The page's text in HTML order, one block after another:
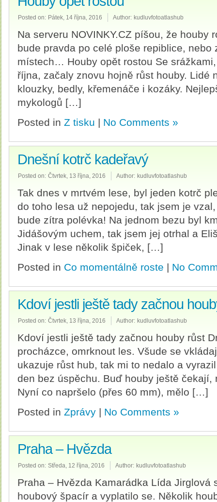
Posted on: Pátek, 14 října, 2016 Author: kudluvfotoatlashub
Na serveru NOVINKY.CZ píšou, že houby
bude pravda po celé ploše repiblice, nebo
místech… Houby opět rostou Se
října, začaly znovu hojně růst houby. Lidé
klouzky, bedly, křemenáče i kozáky.
mykologů […]
Posted in Z tisku | No Comments »
Dnešní kotrč kadeřavý
Posted on: Čtvrtek, 13 října, 2016 Author: kudluvfotoatlashub
Tak dnes v mrtvém lese, byl jeden kotrč
do toho lesa už nepojedu, tak jsem je
bude zítra polévka! Na jednom bezu byl
Jidášovým uchem, tak jsem jej otrhal a
Jinak v lese několik špiček, […]
Posted in Co momentálně roste | No
Kdoví jestli ještě tady začnou
Posted on: Čtvrtek, 13 října, 2016 Author: kudluvfotoatlashub
Kdoví jestli ještě tady začnou houby růst
procházce, omrknout les. Všude se
ukazuje růst hub, tak mi to nedalo a
den bez úspěchu. Buď houby ještě čekají,
Nyní co napršelo (přes 60 mm), mělo […]
Posted in Zprávy | No Comments »
Praha – Hvězda
Posted on: Středa, 12 října, 2016 Author: kudluvfotoatlashub
Praha – Hvězda Kamarádka Lída Jirglová
houbový špacír a vyplatilo se. Několik